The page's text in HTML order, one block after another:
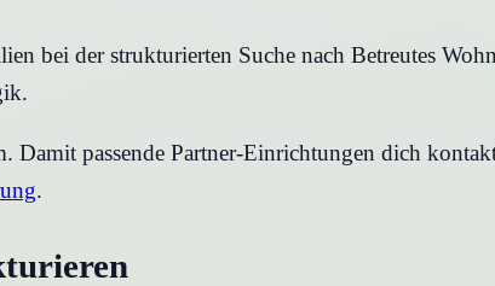
bei der strukturierten Suche nach Betreutes
passende Partner-Einrichtungen dich
.